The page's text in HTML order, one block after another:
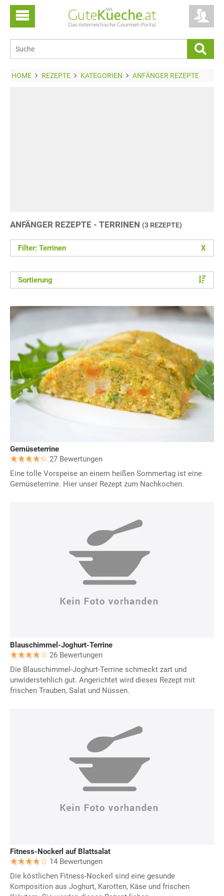
HOME REZEPTE KATEGORIEN ANFÄNGER REZEPTE
ANFÄNGER REZEPTE - TERRINEN (3 REZEPTE)
Filter: Terrinen X
Sortierung
Gemüseterrine
27 Bewertungen
Eine tolle Vorspeise an einem heißen Sommertag ist eine
Gemüseterrine. Hier unser Rezept zum Nachkochen.
Blauschimmel-Joghurt-Terrine
26 Bewertungen
Die Blauschimmel-Joghurt-Terrine schmeckt zart und
unwiderstehlich gut. Angerichtet wird dieses Rezept mit
frischen Trauben, Salat und Nüssen.
Fitness-Nockerl auf Blattsalat
14 Bewertungen
Die köstlichen Fitness-Nockerl sind eine gesunde
Komposition aus Joghurt, Karotten, Käse und frischen